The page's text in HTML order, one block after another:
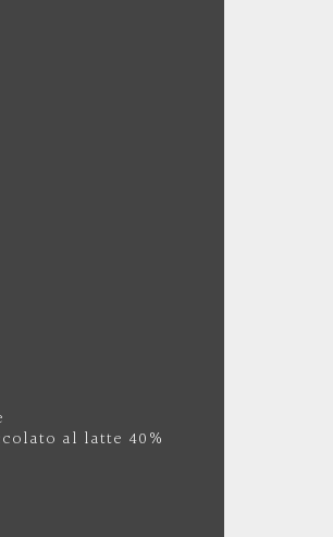
al latte 40%